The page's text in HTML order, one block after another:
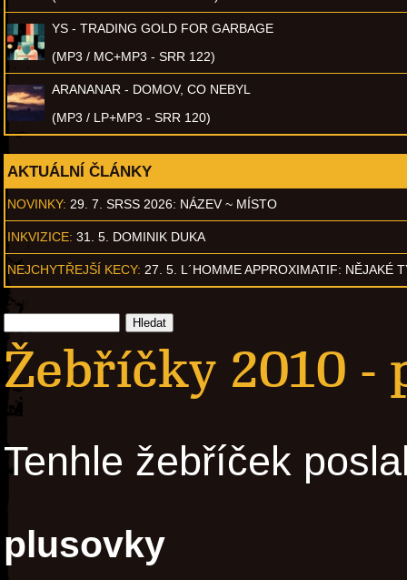
YS - TRADING GOLD FOR GARBAGE
(MP3 / MC+MP3 - SRR 122)
ARANANAR - DOMOV, CO NEBYL
(MP3 / LP+MP3 - SRR 120)
AKTUÁLNÍ ČLÁNKY
NOVINKY: 29. 7. SRSS 2026: NÁZEV ~ MÍSTO
INKVIZICE: 31. 5. DOMINIK DUKA
NEJCHYTŘEJŠÍ KECY: 27. 5. L´HOMME APPROXIMATIF: NĚJAKÉ
Žebříčky 2010 -
Tenhle žebříček
plusovky